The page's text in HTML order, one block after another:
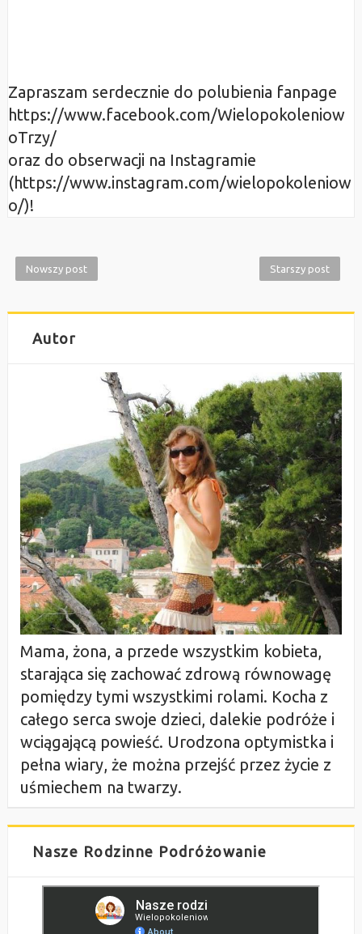
Zapraszam serdecznie do polubienia fanpage
https://www.facebook.com/Wielopokoleniow
oTrzy/
oraz do obserwacji na Instagramie
(https://www.instagram.com/wielopokoleniow
o/)!
Nowszy post Starszy post
Autor
Mama, żona, a przede wszystkim kobieta,
starająca się zachować zdrową równowagę
pomiędzy tymi wszystkimi rolami. Kocha z
całego serca swoje dzieci, dalekie podróże i
wciągającą powieść. Urodzona optymistka i
pełna wiary, że można przejść przez życie z
uśmiechem na twarzy.
Nasze Rodzinne Podróżowanie